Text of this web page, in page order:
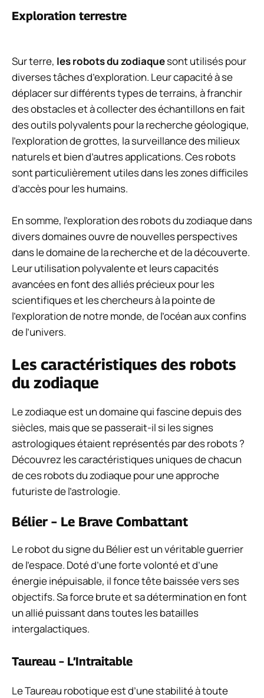
Exploration terrestre
Sur terre, les robots du zodiaquesont utilisés pour
diverses tâches d’exploration. Leur capacité à se
déplacer sur différents types de terrains, à franchir
des obstacles et à collecter des échantillons en fait
des outils polyvalents pour la recherche géologique,
l’exploration de grottes, la surveillance des milieux
naturels et bien d’autres applications. Ces robots
sont particulièrement utiles dans les zones difficiles
d’accès pour les humains.
En somme, l’exploration des robots du zodiaque dans
divers domaines ouvre de nouvelles perspectives
dans le domaine de la recherche et de la découverte.
Leur utilisation polyvalente et leurs capacités
avancées en font des alliés précieux pour les
scientifiques et les chercheurs à la pointe de
l’exploration de notre monde, de l’océan aux confins
de l’univers.
Les caractéristiques des robots
du zodiaque
Le zodiaque est un domaine qui fascine depuis des
siècles, mais que se passerait-il si les signes
astrologiques étaient représentés par des robots ?
Découvrez les caractéristiques uniques de chacun
de ces robots du zodiaque pour une approche
futuriste de l’astrologie.
Bélier – Le Brave Combattant
Le robot du signe du Bélier est un véritable guerrier
de l’espace. Doté d’une forte volonté et d’une
énergie inépuisable, il fonce tête baissée vers ses
objectifs. Sa force brute et sa détermination en font
un allié puissant dans toutes les batailles
intergalactiques.
Taureau – L’Intraitable
Le Taureau robotique est d’une stabilité à toute